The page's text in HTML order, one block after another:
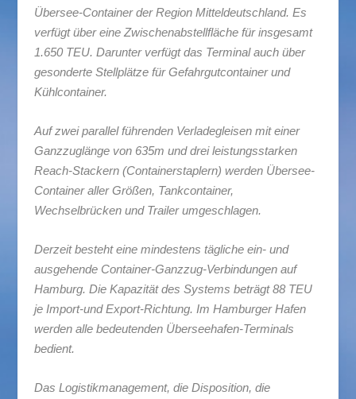
Übersee-Container der Region Mitteldeutschland. Es
verfügt über eine Zwischenabstellfläche für insgesamt
1.650 TEU. Darunter verfügt das Terminal auch über
gesonderte Stellplätze für Gefahrgutcontainer und
Kühlcontainer.
Auf zwei parallel führenden Verladegleisen mit einer
Ganzzuglänge von 635m und drei leistungsstarken
Reach-Stackern (Containerstaplern) werden Übersee-
Container aller Größen, Tankcontainer,
Wechselbrücken und Trailer umgeschlagen.
Derzeit besteht eine mindestens tägliche ein- und
ausgehende Container-Ganzzug-Verbindungen auf
Hamburg. Die Kapazität des Systems beträgt 88 TEU
je Import-und Export-Richtung. Im Hamburger Hafen
werden alle bedeutenden Überseehafen-Terminals
bedient.
Das Logistikmanagement, die Disposition, die